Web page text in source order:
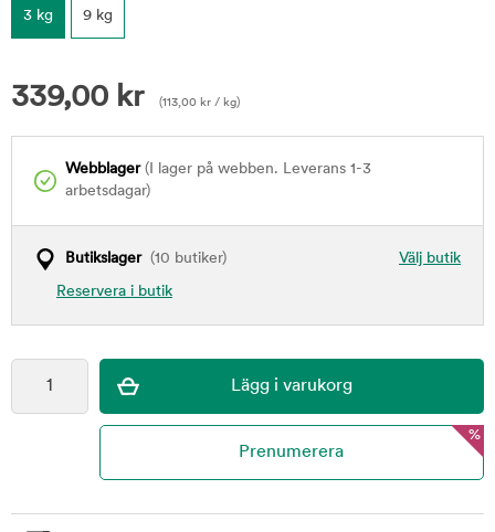
3 kg 9 kg
339,00 kr (113,00 kr / kg)
Webblager(I lager på webben. Leverans 1-3
arbetsdagar)
Välj butik
Butikslager(10 butiker)
Reservera i butik
%